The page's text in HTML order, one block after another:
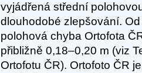
vyjádřená střední
dlouhodobé zlepšování.
polohová chyba Ortofota
přibližně 0,18–0,20 m (viz
Ortofotu ČR). Ortofoto ČR